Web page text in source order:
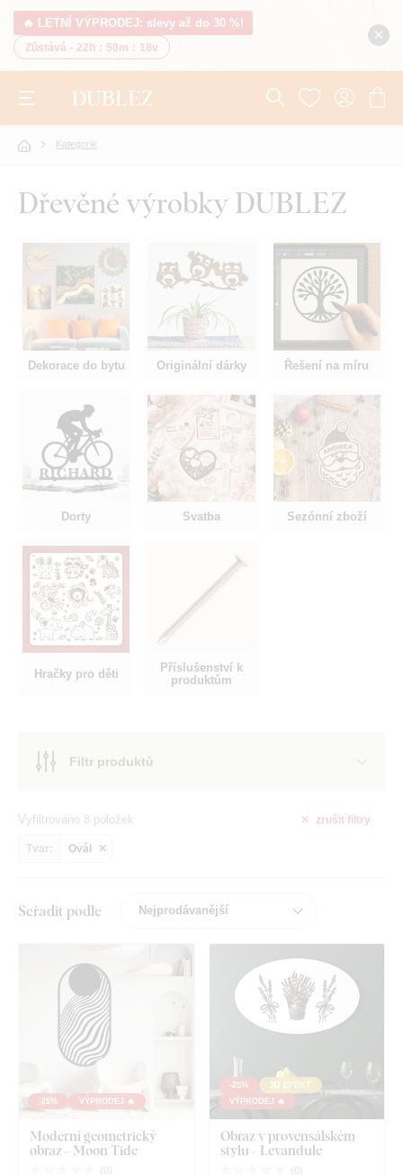
🔥 LETNÍ VÝPRODEJ: slevy až do 30 %!
Zůstává - 22h : 50m : 18v
Kategorie
Dřevěné výrobky DUBLEZ
Dekorace do bytu Originální dárky Řešení na míru
Dorty Svatba Sezónní zboží
Hračky pro děti
Příslušenství k
produktům
Filtr produktů
zrušit filtry
Vyfiltrováno 8 položek
Tvar: Ovál
Seřadit podle
-25% VÝPRODEJ 🔥
Moderní geometrický
obraz - Moon Tide
( 0)
-25%
3D EFEKT
VÝPRODEJ 🔥
Obraz v provensálském
stylu - Levandule
( 0)